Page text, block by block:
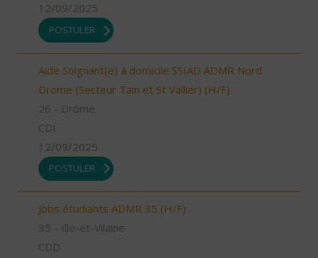
12/09/2025
POSTULER
Aide Soignant(e) à domicile SSIAD ADMR Nord
Drome (Secteur Tain et St Vallier) (H/F)
26 - Drôme
CDI
12/09/2025
POSTULER
Jobs étudiants ADMR 35 (H/F)
35 - Ille-et-Vilaine
CDD